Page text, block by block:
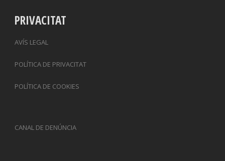
PRIVACITAT
AVÍS LEGAL
POLÍTICA DE PRIVACITAT
POLÍTICA DE COOKIES
CANAL DE DENÚNCIA